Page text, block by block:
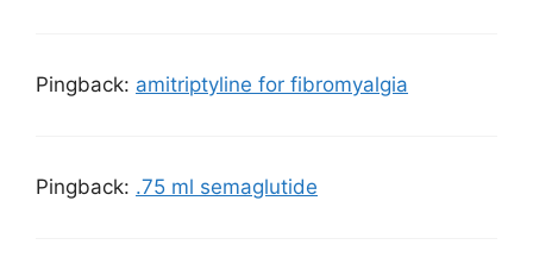
Pingback: amitriptyline for fibromyalgia
Pingback: .75 ml semaglutide